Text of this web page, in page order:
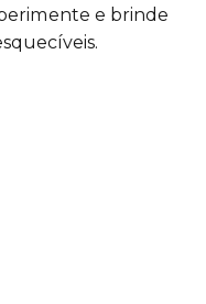
e brinde